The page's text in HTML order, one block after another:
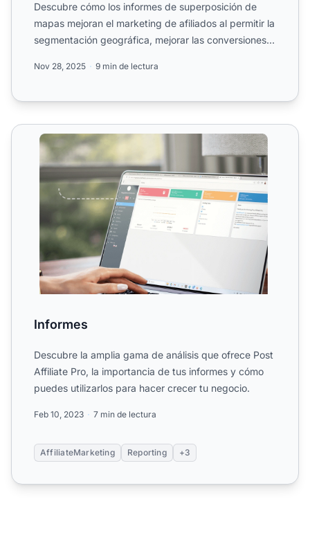
Descubre cómo los informes de superposición de
mapas mejoran el marketing de afiliados al permitir la
segmentación geográfica, mejorar las conversiones y
Nov 28, 2025 9 min de lectura
Informes
Informes
Descubre la amplia gama de análisis que ofrece Post
Affiliate Pro, la importancia de tus informes y cómo
puedes utilizarlos para hacer crecer tu negocio.
Feb 10, 2023 7 min de lectura
AffiliateMarketing Reporting +3